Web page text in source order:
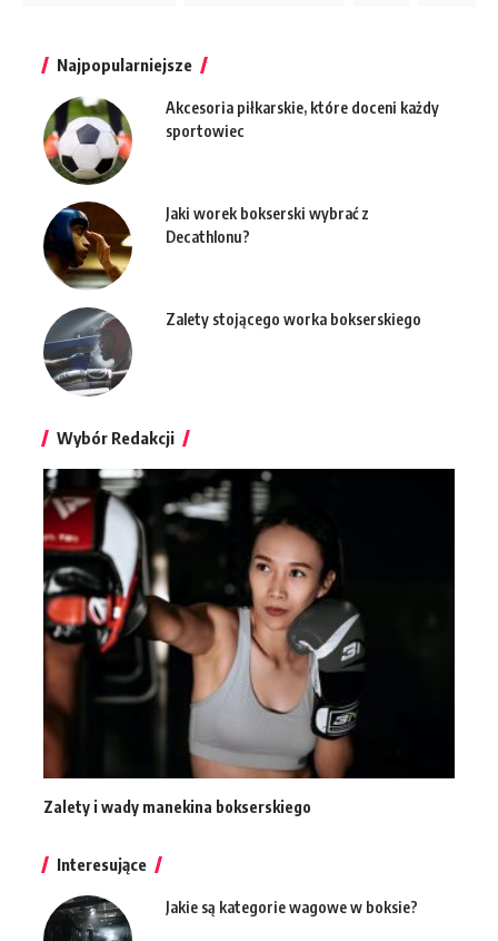
Najpopularniejsze
Akcesoria piłkarskie, które doceni każdy
sportowiec
Jaki worek bokserski wybrać z
Decathlonu?
Zalety stojącego worka bokserskiego
Wybór Redakcji
Zalety i wady manekina bokserskiego
Interesujące
Jakie są kategorie wagowe w boksie?